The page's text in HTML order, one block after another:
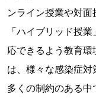
ンライン授業や対
「ハイブリッド授
応できるよう教育
は、様々な感染症
多くの制約のある